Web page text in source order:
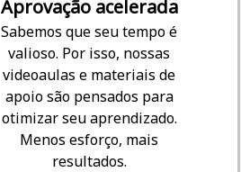
Aprovação acelerada
Sabemos que seu tempo é
valioso. Por isso, nossas
videoaulas e materiais de
apoio são pensados para
otimizar seu aprendizado.
Menos esforço, mais
resultados.